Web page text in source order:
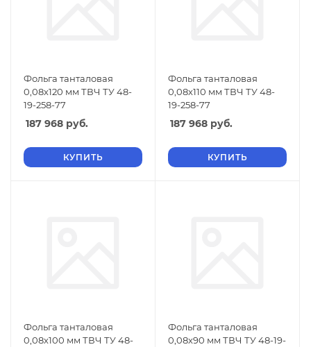
Фольга танталовая
0,08х120 мм ТВЧ ТУ 48-
19-258-77
187 968 руб.
КУПИТЬ
Фольга танталовая
0,08х110 мм ТВЧ ТУ 48-
19-258-77
187 968 руб.
КУПИТЬ
Фольга танталовая
0,08х100 мм ТВЧ ТУ 48-
Фольга танталовая
0,08х90 мм ТВЧ ТУ 48-19-